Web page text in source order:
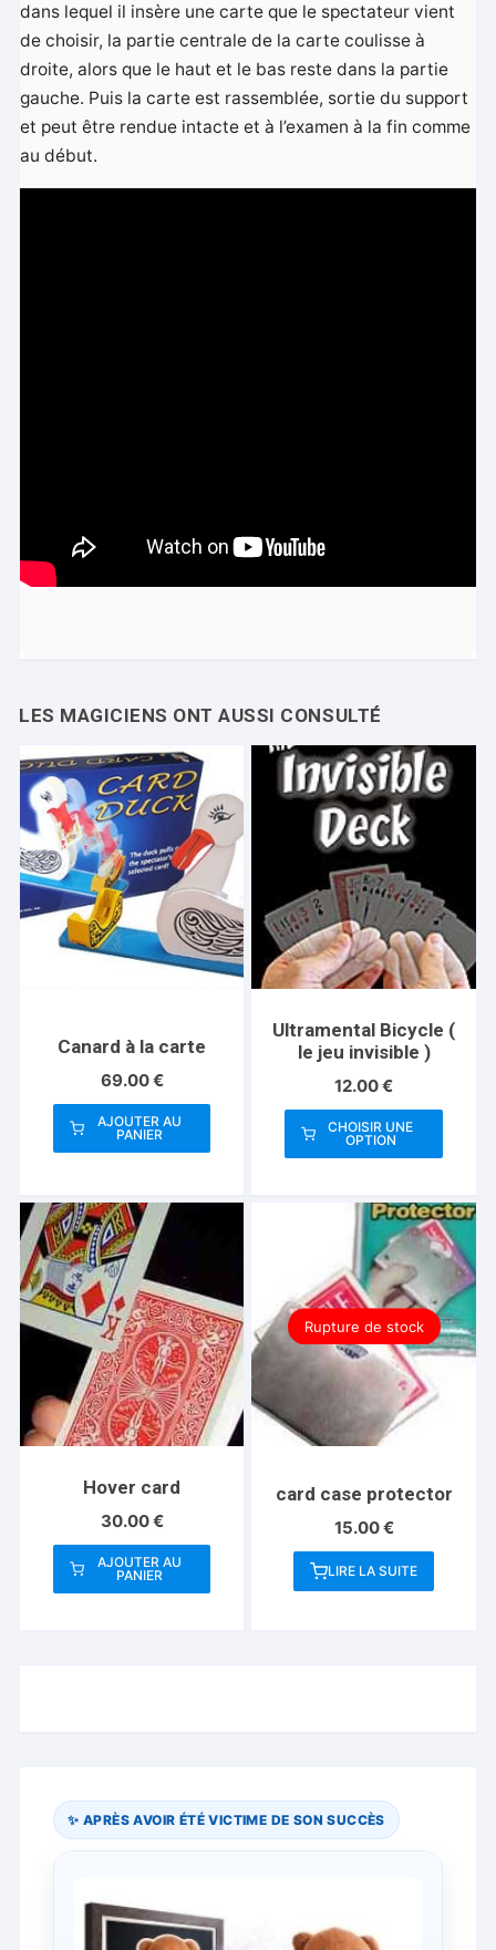
dans lequel il insère une carte que le spectateur vient
de choisir, la partie centrale de la carte coulisse à
droite, alors que le haut et le bas reste dans la partie
gauche. Puis la carte est rassemblée, sortie du support
et peut être rendue intacte et à l’examen à la fin comme
au début.
Canard à la carte
69.00€
AJOUTER AU
PANIER
Ultramental Bicycle (
le jeu invisible )
12.00€
CHOISIR UNE
OPTION
Ce
a
plusieurs
variations.
Les
options
peuvent
être
choisies
la
du
produit
Hover card
30.00€
AJOUTER AU
PANIER
Rupture de stock
card case protector
15.00€
LIRE LA SUITE
✨ APRÈS AVOIR ÉTÉ VICTIME DE SON SUCCÈS